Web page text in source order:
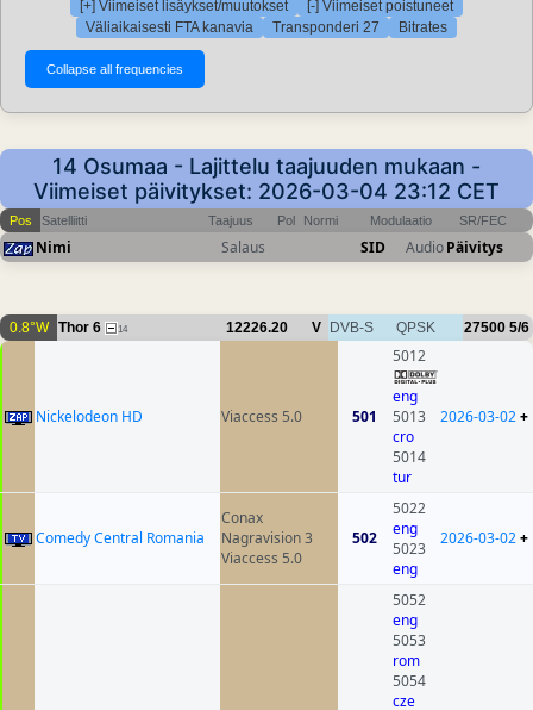
[+] Viimeiset lisäykset/muutokset
[-] Viimeiset poistuneet
Väliaikaisesti FTA kanavia
Transponderi 27 Bitrates
14 Osumaa - Lajittelu taajuuden mukaan -
Viimeiset päivitykset: 2026-03-04 23:12 CET
Pos Satelliitti Taajuus Pol Normi Modulaatio SR/FEC
Nimi Salaus SID AudioPäivitys
0.8°W Thor 6 14 12226.20 V DVB-S QPSK 27500 5/6
Nickelodeon HD Viaccess 5.0 501
5012
eng
5013
cro
5014
tur
2026-03-02+
Comedy Central Romania
Conax
Nagravision 3
Viaccess 5.0
502
5022
eng
5023
eng
2026-03-02+
5052
eng
5053
rom
5054
cze